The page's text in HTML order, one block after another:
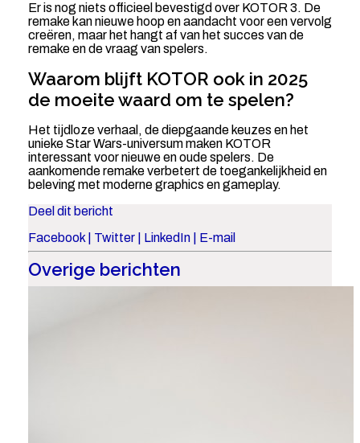
Er is nog niets officieel bevestigd over KOTOR 3. De
remake kan nieuwe hoop en aandacht voor een vervolg
creëren, maar het hangt af van het succes van de
remake en de vraag van spelers.
Waarom blijft KOTOR ook in 2025
de moeite waard om te spelen?
Het tijdloze verhaal, de diepgaande keuzes en het
unieke Star Wars-universum maken KOTOR
interessant voor nieuwe en oude spelers. De
aankomende remake verbetert de toegankelijkheid en
beleving met moderne graphics en gameplay.
Deel dit bericht
Facebook| Twitter| LinkedIn| E-mail
Overige berichten